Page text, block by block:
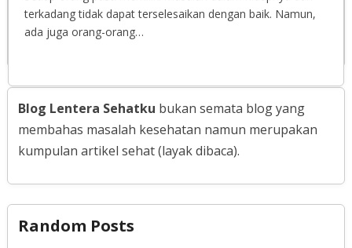
terkadang tidak dapat terselesaikan dengan baik. Namun,
ada juga orang-orang…
Blog Lentera Sehatku bukan semata blog yang
membahas masalah kesehatan namun merupakan
kumpulan artikel sehat (layak dibaca).
Random Posts